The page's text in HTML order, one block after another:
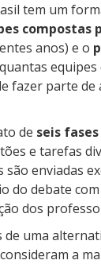
tem um
compostas
anos) e o
fazer parte de
de seis
e tarefas
enviadas
debate
dos
uma
a